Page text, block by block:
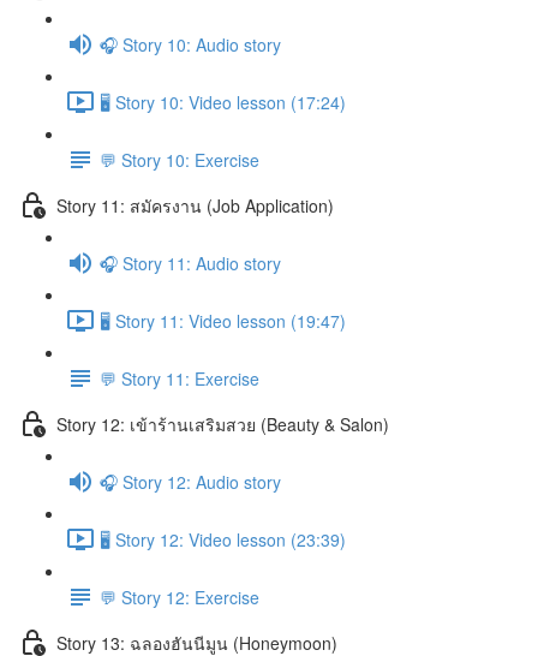
🎧 Story 10: Audio story
🖥️ Story 10: Video lesson (17:24)
💬 Story 10: Exercise
Story 11: สมัครงาน (Job Application)
🎧 Story 11: Audio story
🖥️ Story 11: Video lesson (19:47)
💬 Story 11: Exercise
Story 12: เข้าร้านเสริมสวย (Beauty & Salon)
🎧 Story 12: Audio story
🖥️ Story 12: Video lesson (23:39)
💬 Story 12: Exercise
Story 13: ฉลองฮันนีมูน (Honeymoon)